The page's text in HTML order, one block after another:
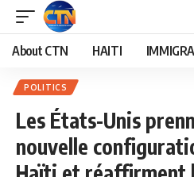
About CTN HAITI
POLITICS
Les États-Unis
nouvelle